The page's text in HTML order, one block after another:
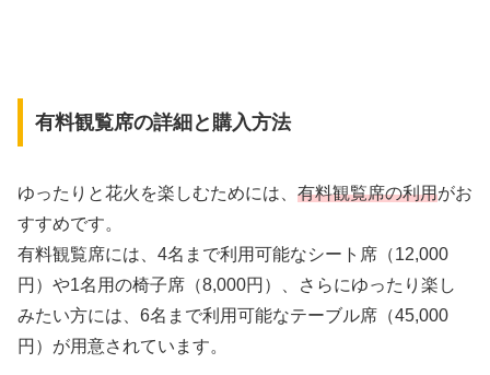
有料観覧席の詳細と購入方法
ゆったりと花火を楽しむためには、 有料観覧席の利用がお
すすめです。
有料観覧席には、4名まで利用可能なシート席（12,000
円）や1名用の椅子席（8,000円）、さらにゆったり楽し
みたい方には、6名まで利用可能なテーブル席（45,000
円）が用意されています。